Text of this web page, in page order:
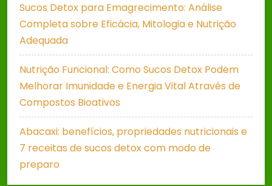
Sucos Detox para Emagrecimento: Análise
Completa sobre Eficácia, Mitologia e Nutrição
Adequada
Nutrição Funcional: Como Sucos Detox Podem
Melhorar Imunidade e Energia Vital Através de
Compostos Bioativos
Abacaxi: benefícios, propriedades nutricionais e
7 receitas de sucos detox com modo de
preparo